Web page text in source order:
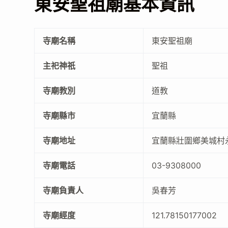
寺廟名稱 東安聖祖廟
主祀神祇 聖祖
寺廟教別 道教
寺廟縣市 宜蘭縣
寺廟地址 宜蘭縣壯圍鄉美城
寺廟電話 03-9308000
寺廟負責人 吳春芳
寺廟經度 121.78150177002